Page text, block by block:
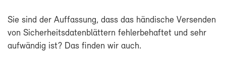
Sie sind der Auf­fas­sung, dass das hän­di­sche Ver­sen­den
von Si­cher­heits­da­ten­blät­tern feh­ler­be­haf­tet und sehr
auf­wän­dig ist? Das fin­den wir auch.